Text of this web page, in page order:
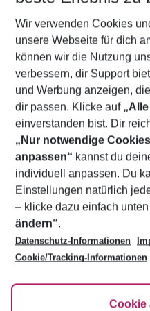
2 Erwachsene Keine
Mehr
Footer
Footer navigation
Über uns
AGB
Bestpreisgarantie
Cookie-Einstellungen ändern
Cookie-Richtlinie
Agenturbetreuung
Barrierefreies Reisen
FAQ
HanseMerkur
Folge uns
Wir verwenden Cookies
unsere Webseite für dich
können wir die Nutzung
verbessern, dir Support
und Werbung anzeigen,
dir passen. Klicke auf
einverstanden bist. Dir
„Nur notwendige
anpassen“ kannst du
individuell anpassen. Du
Einstellungen natürlich
– klicke dazu einfach
ändern“.
Datenschutz-Informationen
Cookie/Tracking-Informationen
Cookie